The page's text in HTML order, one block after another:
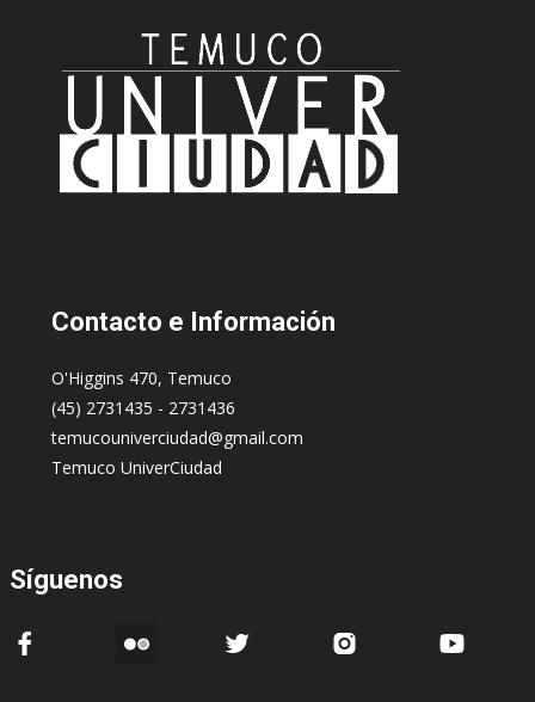
Contacto e Información
O'Higgins 470, Temuco
(45) 2731435 - 2731436
temucouniverciudad@gmail.com
Temuco UniverCiudad
Síguenos